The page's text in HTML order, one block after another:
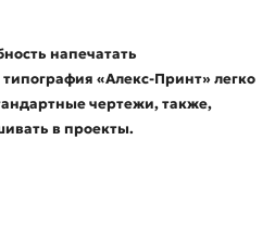
напечатать
«Алекс-Принт» легко
чертежи, также,
в проекты.